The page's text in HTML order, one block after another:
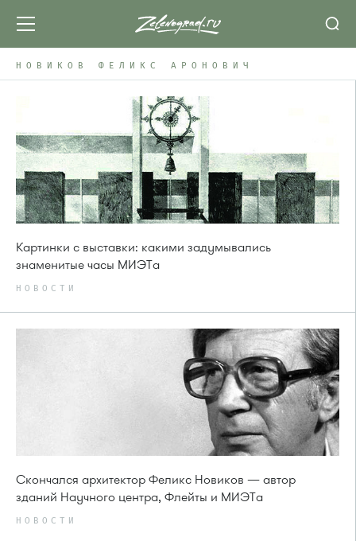
НОВИКОВ ФЕЛИКС АРОНОВИЧ
Картинки с выставки: какими задумывались
знаменитые часы МИЭТа
НОВОСТИ
Скончался архитектор Феликс Новиков — автор
зданий Научного центра, Флейты и МИЭТа
НОВОСТИ